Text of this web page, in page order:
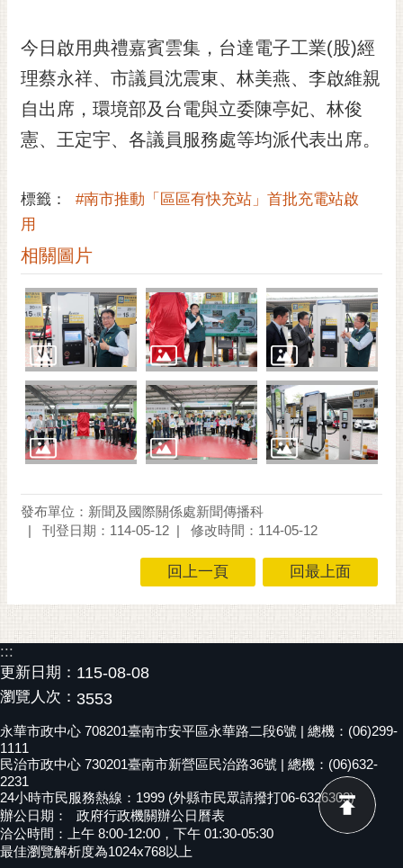
今日啟用典禮嘉賓雲集，台達電子工業(股)經
理蔡永祥、市議員沈震東、林美燕、李啟維親
自出席，環境部及台電與立委陳亭妃、林俊
憲、王定宇、各議員服務處等均派代表出席。
標籤：
#南市推動「區區有快充站」首批充電站啟
用
相關圖片
發布單位：新聞及國際關係處新聞傳播科
刊登日期：114-05-12
修改時間：114-05-12
回上一頁 回最上面
:::
更新日期： 115-08-08
瀏覽人次： 3553
永華市政中心 708201臺南市安平區永華路二段6號 | 總機：(06)299-
1111
民治市政中心 730201臺南市新營區民治路36號 | 總機：(06)632-
2231
24小時市民服務熱線：1999 (外縣市民眾請撥打06-6326303)
辦公日期：
政府行政機關辦公日曆表
洽公時間：上午 8:00-12:00，下午 01:30-05:30
最佳瀏覽解析度為1024x768以上